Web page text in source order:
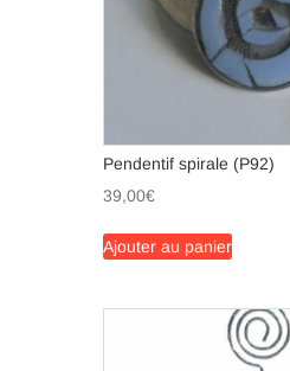
Pendentif spirale (P92)
39,00€
Ajouter au panier